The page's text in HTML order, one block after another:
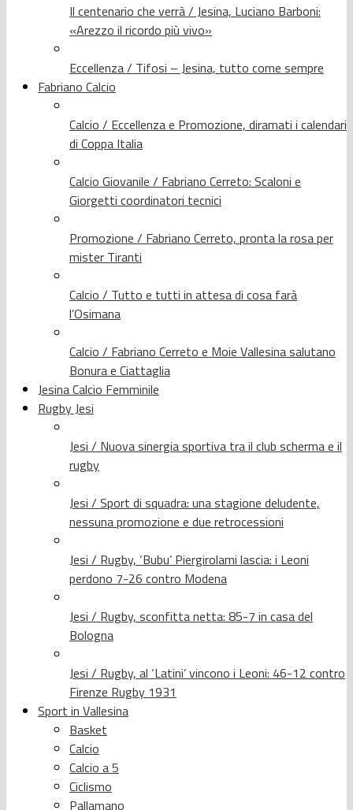
Il centenario che verrà / Jesina, Luciano Barboni:
«Arezzo il ricordo più vivo»
Eccellenza / Tifosi – Jesina, tutto come sempre
Fabriano Calcio
Calcio / Eccellenza e Promozione, diramati i calendari
di Coppa Italia
Calcio Giovanile / Fabriano Cerreto: Scaloni e
Giorgetti coordinatori tecnici
Promozione / Fabriano Cerreto, pronta la rosa per
mister Tiranti
Calcio / Tutto e tutti in attesa di cosa farà
l’Osimana
Calcio / Fabriano Cerreto e Moie Vallesina salutano
Bonura e Ciattaglia
Jesina Calcio Femminile
Rugby Jesi
Jesi / Nuova sinergia sportiva tra il club scherma e il
rugby
Jesi / Sport di squadra: una stagione deludente,
nessuna promozione e due retrocessioni
Jesi / Rugby, ‘Bubu’ Piergirolami lascia: i Leoni
perdono 7-26 contro Modena
Jesi / Rugby, sconfitta netta: 85-7 in casa del
Bologna
Jesi / Rugby, al ‘Latini’ vincono i Leoni: 46-12 contro
Firenze Rugby 1931
Sport in Vallesina
Basket
Calcio
Calcio a 5
Ciclismo
Pallamano